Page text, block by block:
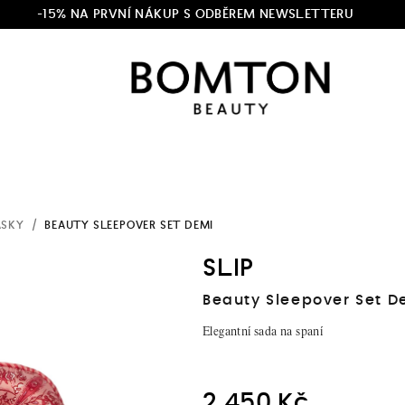
-15% NA PRVNÍ NÁKUP S ODBĚREM NEWSLETTERU
/ BEAUTY SLEEPOVER SET DEMI
SLIP
Beauty Sleepover Set
Elegantní sada na spaní